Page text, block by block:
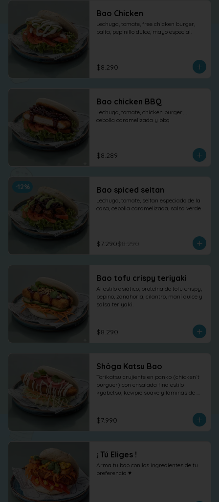
Bao Chicken
Lechuga, tomate, free chicken burger,
palta, pepinillo dulce, mayo especial.
$8.290
Bao chicken BBQ
Lechuga, tomate, chicken burger,  ,
cebolla caramelizada y bbq
$8.289
-12% Bao spiced seitan
Lechuga, tomate, seitan especiado de la
casa, cebolla caramelizada, salsa verde.
$7.290$8.290
Bao tofu crispy teriyaki
Al estilo asiático, proteína de tofu crispy,
pepino, zanahoria, cilantro, maní dulce y
salsa teriyaki.
$8.290
Shôga Katsu Bao
Torikatsu crujiente en panko (chicken´t
burguer) con ensalada fina estilo
kyabetsu, kewpie suave y láminas de
cilantro fresco.
$7.990
¡ Tú Eliges !
Arma tu bao con los ingredientes de tu
preferencia ♥